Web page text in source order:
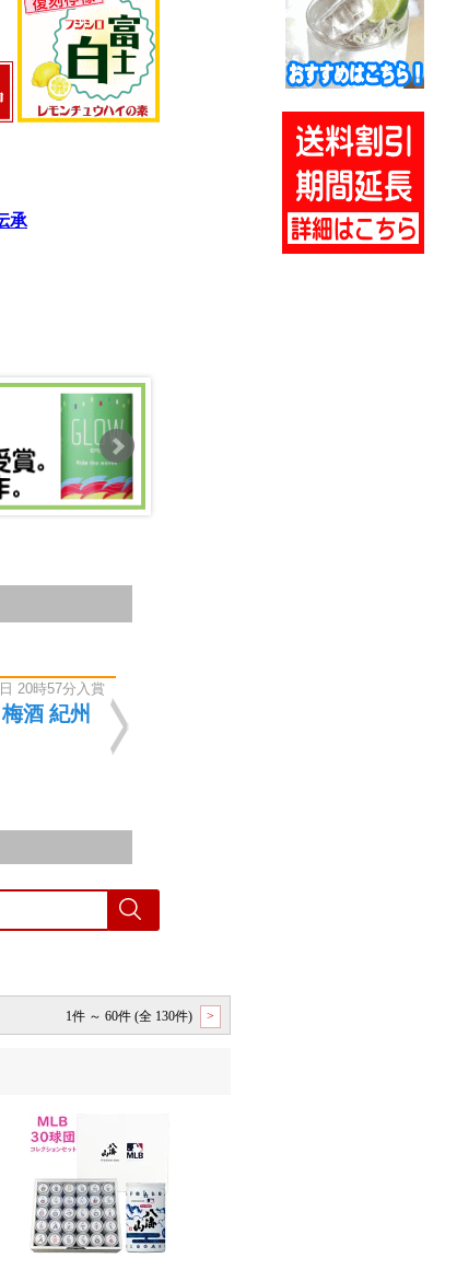
承
プル
ル
貯蔵
1件 ～ 60件 (全 130件) >